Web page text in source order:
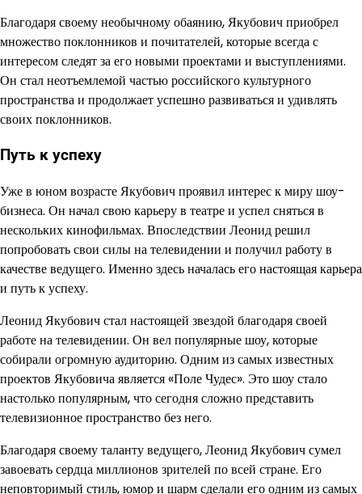
Благодаря своему необычному обаянию, Якубович приобрел
множество поклонников и почитателей, которые всегда с
интересом следят за его новыми проектами и выступлениями.
Он стал неотъемлемой частью российского культурного
пространства и продолжает успешно развиваться и удивлять
своих поклонников.
Путь к успеху
Уже в юном возрасте Якубович проявил интерес к миру шоу-
бизнеса. Он начал свою карьеру в театре и успел сняться в
нескольких кинофильмах. Впоследствии Леонид решил
попробовать свои силы на телевидении и получил работу в
качестве ведущего. Именно здесь началась его настоящая карьера
и путь к успеху.
Леонид Якубович стал настоящей звездой благодаря своей
работе на телевидении. Он вел популярные шоу, которые
собирали огромную аудиторию. Одним из самых известных
проектов Якубовича является «Поле Чудес». Это шоу стало
настолько популярным, что сегодня сложно представить
телевизионное пространство без него.
Благодаря своему таланту ведущего, Леонид Якубович сумел
завоевать сердца миллионов зрителей по всей стране. Его
неповторимый стиль, юмор и шарм сделали его одним из самых